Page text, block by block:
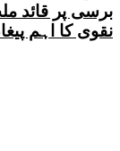
برسی پر قائد
نقوی کا اہم